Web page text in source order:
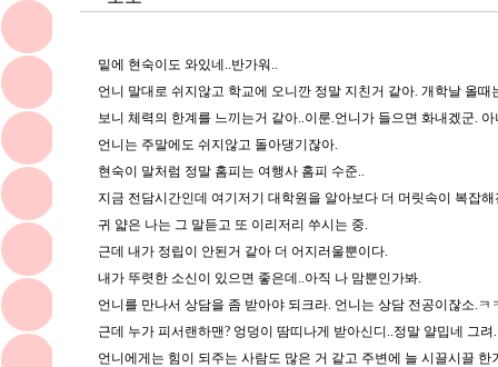
밑에 현숙이도 와있네..반가워..
언니 말대로 쉬지않고 학교에 오니깐 정말 지친거 같아. 개학날 올
보니 체력의 한계를 느끼는거 같아..이룬.언니가 들으면 화내겠군.
언니는 주말에도 쉬지않고 돌아댕기잖아.
현숙이 말처럼 정말 홈피는 여행사 홈피 수준..
지금 전담시간인데 여기저기 대학원을 알아보다 더 머릿속이 복잡
귀 얇은 나는 그 말듣고 또 이리저리 쑤시는 중.
근데 내가 정립이 안된거 같아 더 어지러울뿐이다.
내가 뚜렷한 소신이 있으면 좋은데..아직 나 맘뿐인가봐.
언니를 만나서 상담을 좀 받아야 되크라. 언니는 상담 전공이잖소.ㅋ
근데 누가 피서랜하맨? 엉덩이 땀띠나게 받아신디..정말 얄밉네 그려.
언니에게는 힘이 되주는 사람도 많은 거 같고 주변에 늘 시끌시끌 한